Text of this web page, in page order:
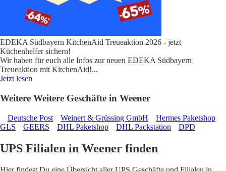
EDEKA Südbayern KitchenAid Treueaktion 2026 - jetzt
Küchenhelfer sichern!
Wir haben für euch alle Infos zur neuen EDEKA Südbayern
Treueaktion mit KitchenAid!...
Jetzt lesen
Weitere Weitere Geschäfte in Weener
Deutsche Post Weinert & Grüssing GmbH
Hermes Paketshop
GLS
GEERS DHL Paketshop DHL Packstation DPD
UPS Filialen in Weener finden